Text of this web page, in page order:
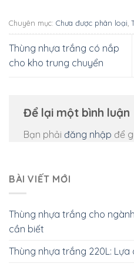
Chuyên mục: Chưa được phân loại,
Thùng nhựa trắng có nắp
cho kho trung chuyển
Để lại một bình luận
Bạn phải đăng nhập để
BÀI VIẾT MỚI
Thùng nhựa trắng cho
cần biết
Thùng nhựa trắng 220L: